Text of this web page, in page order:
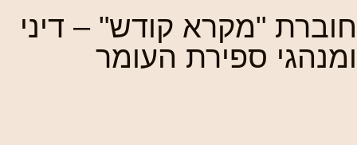
חוברת "מקרא קודש" – דיני
ומנהגי ספירת העומר